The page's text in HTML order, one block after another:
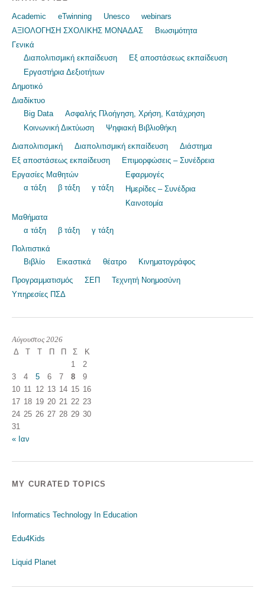
Academic eTwinning Unesco
webinars
ΑΞΙΟΛΟΓΗΣΗ ΣΧΟΛΙΚΗΣ ΜΟΝΑΔΑΣ
Βιωσιμότητα
Γενικά
Διαπολιτισμική εκπαίδευση
Εξ αποστάσεως εκπαίδευση
Εργαστήρια Δεξιοτήτων
Δημοτικό
Διαδίκτυο
Big Data
Ασφαλής Πλοήγηση, Χρήση, Κατάχρηση
Κοινωνική Δικτύωση
Ψηφιακή Βιβλιοθήκη
Διαπολιτισμική Διαπολιτισμική εκπαίδευση
Διάστημα
Εξ αποστάσεως εκπαίδευση
Επιμορφώσεις – Συνέδρεια
Εργασίες Μαθητών
α τάξη
β τάξη γ τάξη
Εφαρμογές
Ημερίδες – Συνέδρια
Καινοτομία
Μαθήματα
α τάξη
β τάξη γ τάξη
Πολιτιστικά
Βιβλίο
Εικαστικά θέατρο Κινηματογράφος
Προγραμματισμός ΣΕΠ
Τεχνητή Νοημοσύνη
Υπηρεσίες ΠΣΔ
Αύγουστος 2026
Δ Τ Τ Π Π Σ
Κ
1
2
3
4 5 6 7 8
9
10 11 12 13 14 15 16
17 18 19 20 21 22 23
24 25 26 27 28 29 30
31
« Ιαν
MY CURATED TOPICS
Informatics Technology In Education
Edu4Kids
Liquid Planet